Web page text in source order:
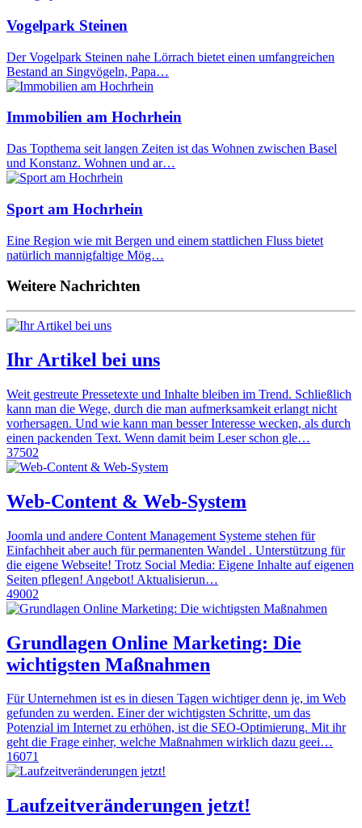
Vogelpark Steinen
Der Vogelpark Steinen nahe Lörrach bietet einen umfangreichen
Bestand an Singvögeln, Papa…
Immobilien am Hochrhein
Das Topthema seit langen Zeiten ist das Wohnen zwischen Basel
und Konstanz. Wohnen und ar…
Sport am Hochrhein
Eine Region wie mit Bergen und einem stattlichen Fluss bietet
natürlich mannigfaltige Mög…
Weitere Nachrichten
Ihr Artikel bei uns
Weit gestreute Pressetexte und Inhalte bleiben im Trend. Schließlich
kann man die Wege, durch die man aufmerksamkeit erlangt nicht
vorhersagen. Und wie kann man besser Interesse wecken, als durch
einen packenden Text. Wenn damit beim Leser schon gle…
37502
Web-Content & Web-System
Joomla und andere Content Management Systeme stehen für
Einfachheit aber auch für permanenten Wandel . Unterstützung für
die eigene Webseite! Trotz Social Media: Eigene Inhalte auf eigenen
Seiten pflegen! Angebot! Aktualisierun…
49002
Grundlagen Online Marketing: Die
wichtigsten Maßnahmen
Für Unternehmen ist es in diesen Tagen wichtiger denn je, im Web
gefunden zu werden. Einer der wichtigsten Schritte, um das
Potenzial im Internet zu erhöhen, ist die SEO-Optimierung. Mit ihr
geht die Frage einher, welche Maßnahmen wirklich dazu geei…
16071
Laufzeitveränderungen jetzt!